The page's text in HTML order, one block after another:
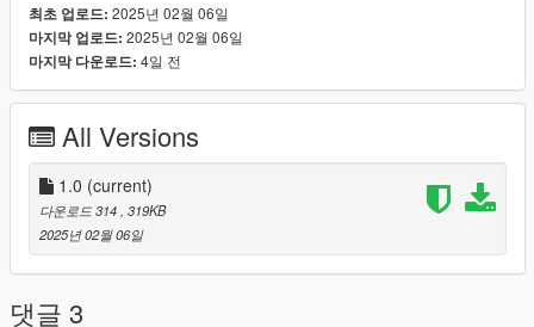
최초 업로드: 2025년 02월 06일
마지막 업로드: 2025년 02월 06일
마지막 다운로드: 4일 전
All Versions
1.0 (current)
다운로드 314 , 319KB
2025년 02월 06일
댓글 3